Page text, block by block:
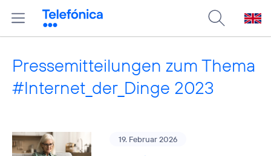
Pressemitteilungen zum Thema
#Internet_der_Dinge 2023
19. Februar 2026